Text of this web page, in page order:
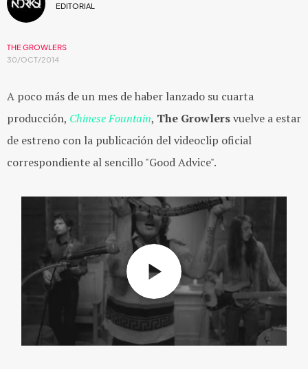
EDITORIAL
THE GROWLERS
30/OCT/2014
A poco más de un mes de haber lanzado su cuarta
producción, Chinese Fountain, The Growlersvuelve a estar
de estreno con la publicación del videoclip oficial
correspondiente al sencillo "Good Advice".